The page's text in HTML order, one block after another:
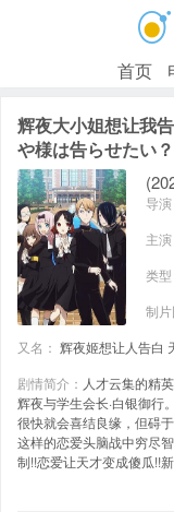
首页
辉夜大小姐想让我
や様は告らせたい
导演
主演
类型
制片
又名： 辉夜姬想让人告白
剧情简介： 人才云集的精
辉夜与学生会长·白银御行
很快就会喜结良缘，但碍
这样的恋爱头脑战中穷尽
制!!恋爱让天才变成傻瓜!!